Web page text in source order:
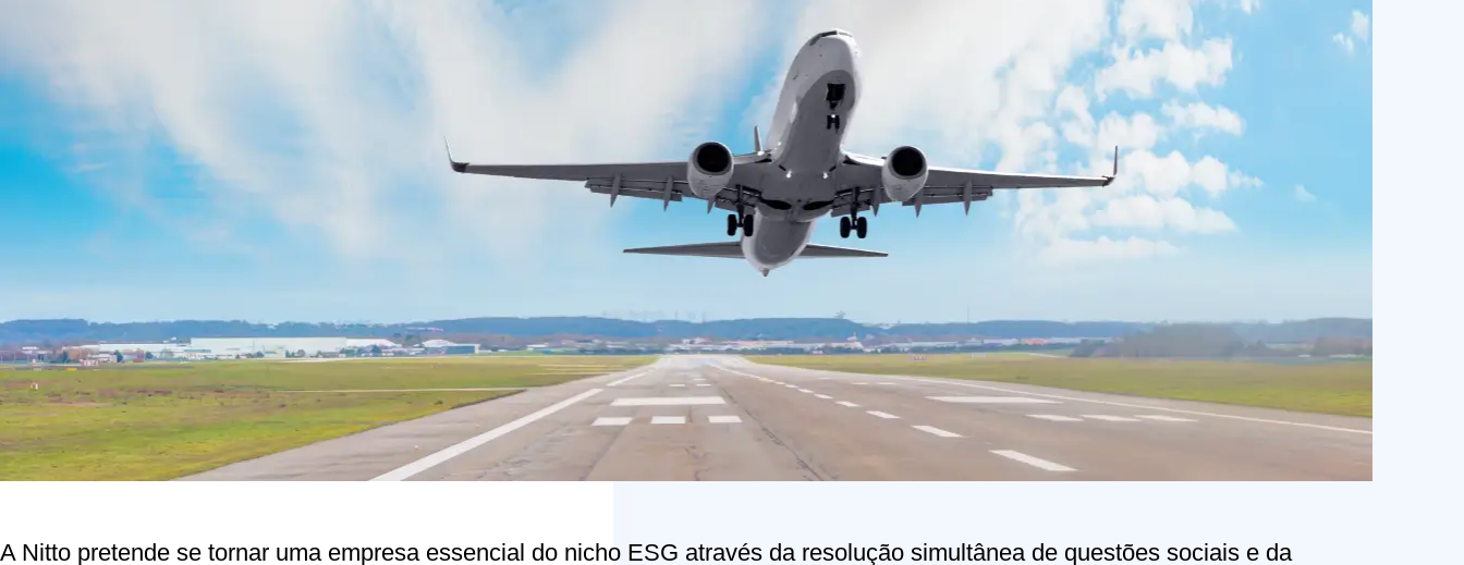
A Nitto pretende se tornar uma empresa essencial do nicho ESG através da resolução simultânea de questões sociais e da